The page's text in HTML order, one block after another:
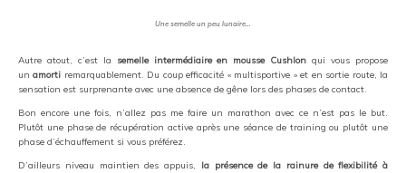
Une semelle un peu lunaire…
Autre atout, c’est la semelle intermédiaire en mousse Cushlon qui vous propose
unamorti remarquablement. Du coup efficacité « multisportive » et en sortie route, la
sensation est surprenante avec une absence de gêne lors des phases de contact.
Bon encore une fois, n’allez pas me faire un marathon avec ce n’est pas le but.
Plutôt une phase de récupération active après une séance de training ou plutôt une
phase d’échauffement si vous préférez.
D’ailleurs niveau maintien des appuis, la présence de la rainure de flexibilité à